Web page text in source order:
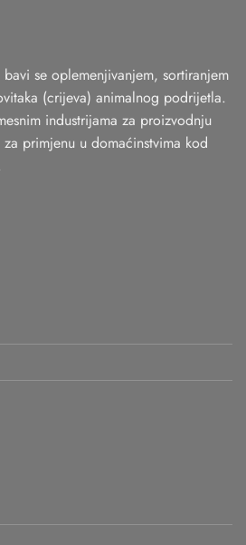
se oplemenjivanjem, sortiranjem
(crijeva) animalnog podrijetla.
industrijama za proizvodnju
primjenu u domaćinstvima kod